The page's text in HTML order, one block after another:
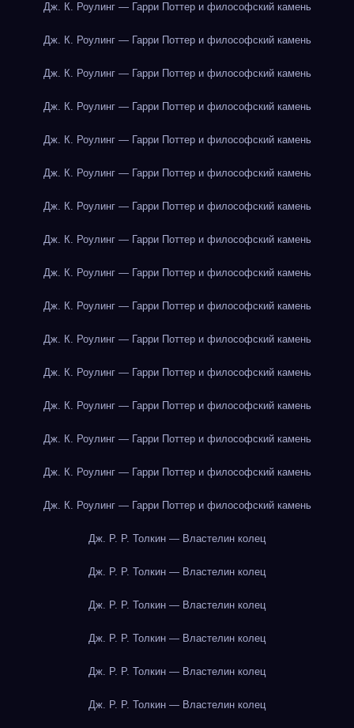
Дж. К. Роулинг — Гарри Поттер и философский камень
Дж. К. Роулинг — Гарри Поттер и философский камень
Дж. К. Роулинг — Гарри Поттер и философский камень
Дж. К. Роулинг — Гарри Поттер и философский камень
Дж. К. Роулинг — Гарри Поттер и философский камень
Дж. К. Роулинг — Гарри Поттер и философский камень
Дж. К. Роулинг — Гарри Поттер и философский камень
Дж. К. Роулинг — Гарри Поттер и философский камень
Дж. К. Роулинг — Гарри Поттер и философский камень
Дж. К. Роулинг — Гарри Поттер и философский камень
Дж. К. Роулинг — Гарри Поттер и философский камень
Дж. К. Роулинг — Гарри Поттер и философский камень
Дж. К. Роулинг — Гарри Поттер и философский камень
Дж. К. Роулинг — Гарри Поттер и философский камень
Дж. К. Роулинг — Гарри Поттер и философский камень
Дж. К. Роулинг — Гарри Поттер и философский камень
Дж. Р. Р. Толкин — Властелин колец
Дж. Р. Р. Толкин — Властелин колец
Дж. Р. Р. Толкин — Властелин колец
Дж. Р. Р. Толкин — Властелин колец
Дж. Р. Р. Толкин — Властелин колец
Дж. Р. Р. Толкин — Властелин колец